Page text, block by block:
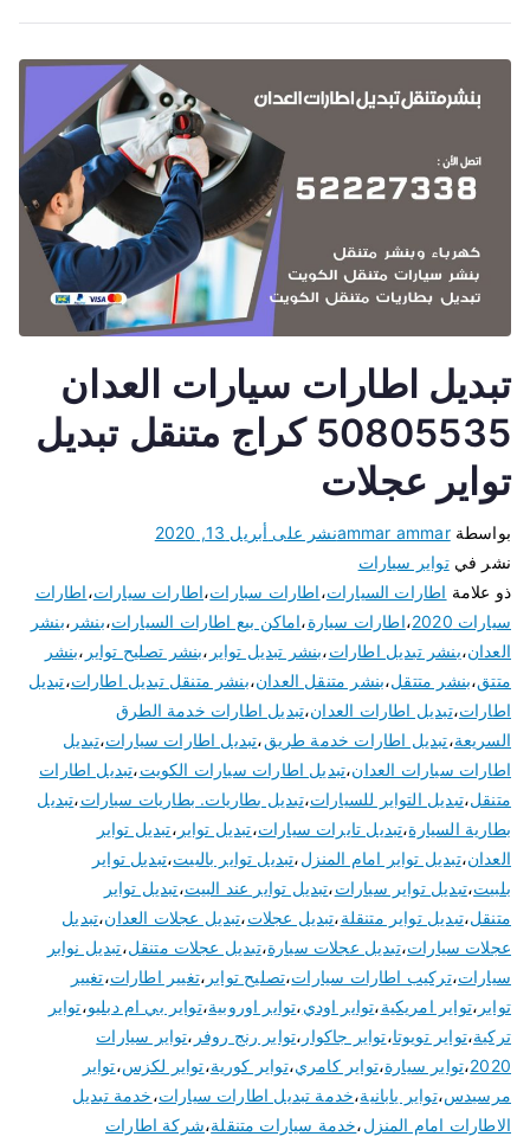
تبديل اطارات سيارات العدان
50805535 كراج متنقل تبديل
تواير عجلات
بواسطةammar ammarنشر على أبريل 13, 2020
نشر فيتواير سيارات
ذو علامة اطارات السيارات،اطارات سبارات،اطارات سيارات،اطارات
سيارات 2020
،اطارات سيارة،اماكن بيع اطارات السيارات،بنشر ،بنشر
العدان،بنشر تبديل اطارات،بنشر تبديل تواير ،بنشر تصليح تواير ،بنشر
متتق،بنشر متتقل،بنشر متنقل العدان،بنشر متنقل تبديل اطارات،تبديل
اطارات،تبديل اطارات العدان،تبديل اطارات خدمة الطرق
السريعة،تبديل اطارات خدمة طريق،تبديل اطارات سيارات،تبديل
اطارات سيارات العدان،تبديل اطارات سيارات الكويت،تبديل اطارات
متنقل،تبديل التواير للسيارات،تبديل بطاريات. بطاريات سيارات،تبديل
بطارية السيارة،تبديل تايرات سيارات،تبديل تواير ،تبديل تواير
العدان،تبديل تواير امام المنزل،تبديل تواير بالبيت،تبديل تواير
بلبيت،تبديل تواير سيارات،تبديل تواير عند البيت،تبديل تواير
متنقل،تبديل تواير متنقلة،تبديل عجلات،تبديل عجلات العدان،تبديل
عجلات سيارات،تبديل عجلات سيارة،تبديل عجلات متنقل،تبديل نوابر
سيارات،تركيب اطارات سيارات،تصليح تواير ،تغيير اطارات،تغيير
تواير ،تواير امريكية،تواير اودي،تواير اوروبية،تواير بي ام دبليو،تواير
تركية،تواير تويوتا،تواير جاكوار ،تواير رنج روفر ،تواير سيارات
2020،تواير سيارة،تواير كامري،تواير كورية،تواير لكزس،تواير
مرسيدس،تواير يابانية،خدمة تبديل اطارات سيارات،خدمة تبديل
الاطارات امام المنزل،خدمة سيارات متنقلة،شركة اطارات